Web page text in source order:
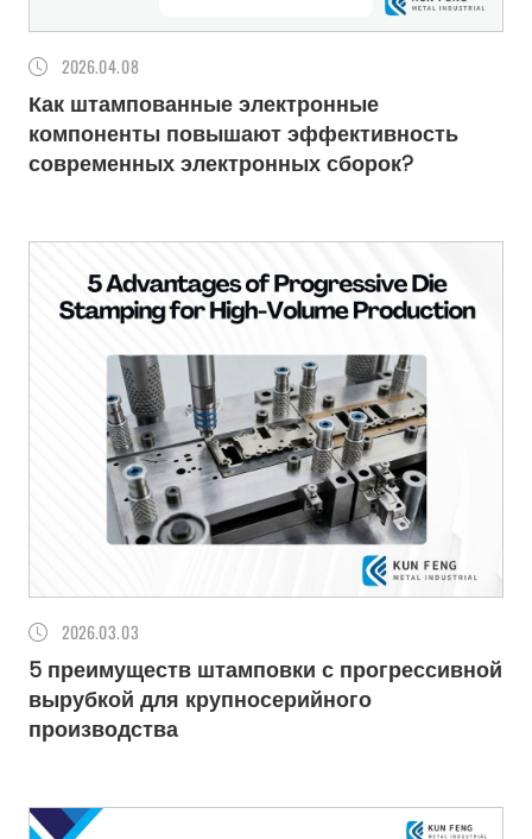
202604.08
Как штампованные электронные
компоненты повышают эффективность
современных электронных сборок?
202603.03
5 преимуществ штамповки с прогрессивной
вырубкой для крупносерийного
производства